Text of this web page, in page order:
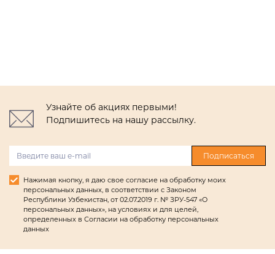
Узнайте об акциях первыми!
Подпишитесь на нашу рассылку.
Подписаться
Нажимая кнопку, я даю свое согласие на обработку моих
персональных данных, в соответствии с Законом
Республики Узбекистан, от 02.07.2019 г. № ЗРУ-547 «О
персональных данных», на условиях и для целей,
определенных в Согласии на обработку персональных
данных